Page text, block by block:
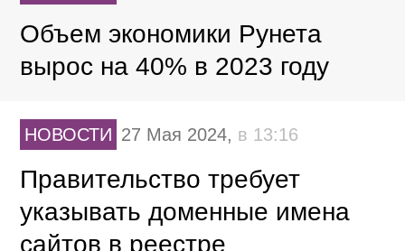
Объем экономики Рунета
вырос на 40% в 2023 году
НОВОСТИ 27 Мая 2024, в 13:16
Правительство требует
указывать доменные имена
сайтов в реестре